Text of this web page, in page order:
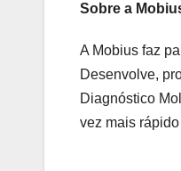
Sobre a
A Mobius faz
Desenvolve,
Diagnóstico
vez mais